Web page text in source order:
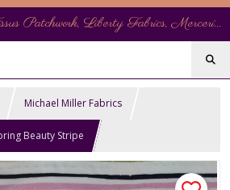
Boutique en ligne de Tissus Patchwork, Liberty Fabrics, Mercerie et Matériel de Point de Croix
Michael Miller Fabrics
Beauty Stripe